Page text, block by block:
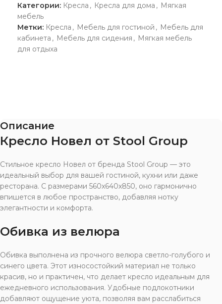
Категории: Кресла , Кресла для дома , Мягкая
мебель
Метки: Кресла , Мебель для гостиной , Мебель для
кабинета , Мебель для сидения , Мягкая мебель
для отдыха
Описание
Кресло Новел от Stool Group
Стильное кресло Новел от бренда Stool Group — это
идеальный выбор для вашей гостиной, кухни или даже
ресторана. С размерами 560x640x850, оно гармонично
впишется в любое пространство, добавляя нотку
элегантности и комфорта.
Обивка из велюра
Обивка выполнена из прочного велюра светло-голубого и
синего цвета. Этот износостойкий материал не только
красив, но и практичен, что делает кресло идеальным для
ежедневного использования. Удобные подлокотники
добавляют ощущение уюта, позволяя вам расслабиться